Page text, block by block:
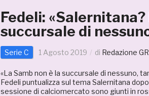
Fedeli: «Salernitana?
succursale di
Serie C 1 Agosto 2019 di Redazione
«La Samb non è la succursale di nessuno,
Fedeli puntualizza sul tema Salernitana
sessione di calciomercato sono giunti in